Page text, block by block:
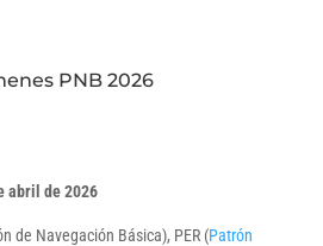
PNB 2026
abril de 2026
de Navegación Básica), PER (Patrón